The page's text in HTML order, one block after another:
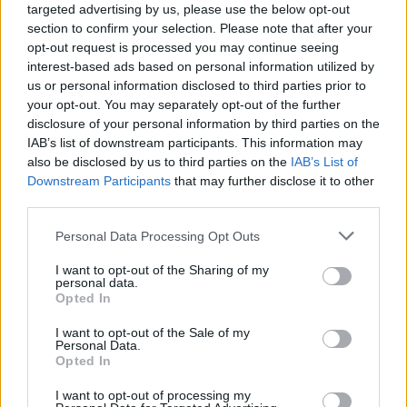
targeted advertising by us, please use the below opt-out
section to confirm your selection. Please note that after your
opt-out request is processed you may continue seeing
interest-based ads based on personal information utilized by
us or personal information disclosed to third parties prior to
your opt-out. You may separately opt-out of the further
disclosure of your personal information by third parties on the
IAB’s list of downstream participants. This information may
also be disclosed by us to third parties on the IAB’s List of
Downstream Participants that may further disclose it to other
Please note that this website/app uses one or more Google
not limited to your visit or usage behaviour. You may click to
grant or deny consent to Google and its third-party tags to
use your data for below specified purposes in below Google
consent section.
Personal Data Processing Opt Outs
I want to opt-out of the Sharing of my
personal data.
Opted In
I want to opt-out of the Sale of my
Personal Data.
Opted In
I want to opt-out of processing my
che sognano di intraprendere una carriera nel
mondo della musica. Grazie alleborse di
studiomesse in palio e alla possibilità di
partecipare alleselezioni nazionali per
Sanremo Giovani, i partecipanti avranno la
possibilità di far emergere il proprio talento e
di farsi notare nel panorama musicale italiano.
straordinaria esperienza che potrebbe
cambiare per sempre le loro vite. E chissà,
magari tra loro c’è già il prossimo grande